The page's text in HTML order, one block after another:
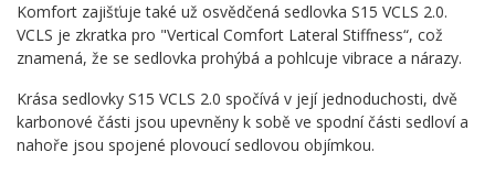
Komfort zajišťuje také už osvědčená sedlovka S15 VCLS 2.0.
VCLS je zkratka pro "Vertical Comfort Lateral Stiffness“, což
znamená, že se sedlovka prohýbá a pohlcuje vibrace a nárazy.
Krása sedlovky S15 VCLS 2.0 spočívá v její jednoduchosti, dvě
karbonové části jsou upevněny k sobě ve spodní části sedloví a
nahoře jsou spojené plovoucí sedlovou objímkou.